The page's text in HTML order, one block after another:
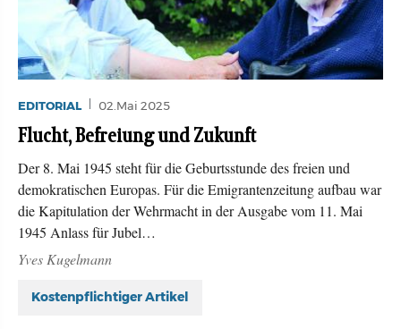
EDITORIAL 02.Mai 2025
Flucht, Befreiung und Zukunft
Der 8. Mai 1945 steht für die Geburtsstunde des freien und
demokratischen Europas. Für die Emigrantenzeitung aufbau war
die Kapitulation der Wehrmacht in der Ausgabe vom 11. Mai
1945 Anlass für Jubel…
Yves Kugelmann
Kostenpflichtiger Artikel